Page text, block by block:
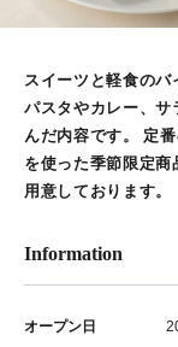
スイーツと軽食のバ
パスタやカレー、サ
んだ内容です。 定
を使った季節限定
用意しております。
Information
オープン日